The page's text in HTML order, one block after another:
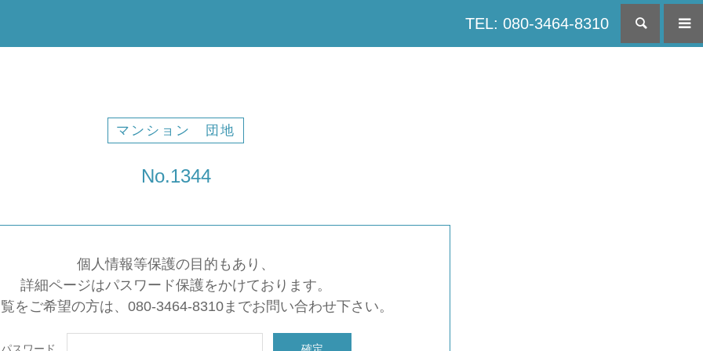
TEL: 080-3464-8310 検索
マンション 団地
No.1344
個人情報等保護の目的もあり、
詳細ページはパスワード保護をかけております。
をご希望の方は、080-3464-8310までお問い合わせ下さい。